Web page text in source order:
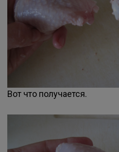
Вот что получается.